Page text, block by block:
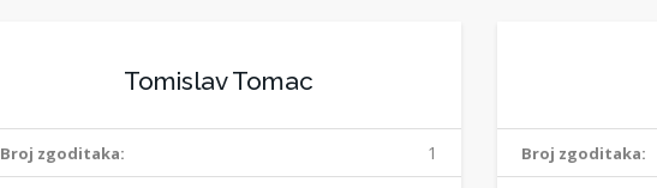
Tomislav Tomac
Broj zgoditaka: 1 Broj zgoditaka: